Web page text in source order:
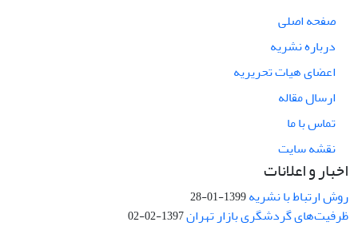
صفحه اصلی
درباره نشریه
اعضای هیات تحریریه
ارسال مقاله
تماس با ما
نقشه سایت
اخبار و اعلانات
روش ارتباط با نشریه1399-01-28
ظرفیت‌های گردشگری بازار تهران1397-02-02